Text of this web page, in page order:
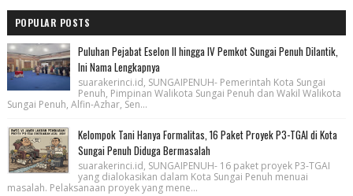
POPULAR POSTS
Puluhan Pejabat Eselon II hingga IV Pemkot Sungai Penuh Dilantik,
Ini Nama Lengkapnya
suarakerinci.id, SUNGAIPENUH- Pemerintah Kota Sungai
Penuh, Pimpinan Walikota Sungai Penuh dan Wakil Walikota
Sungai Penuh, Alfin-Azhar, Sen...
Kelompok Tani Hanya Formalitas, 16 Paket Proyek P3-TGAI di Kota
Sungai Penuh Diduga Bermasalah
suarakerinci.id, SUNGAIPENUH- 16 paket proyek P3-TGAI
yang dialokasikan dalam Kota Sungai Penuh menuai
masalah. Pelaksanaan proyek yang mene...